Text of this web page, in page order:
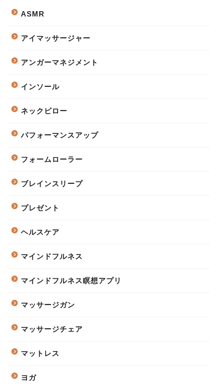
ASMR
アイマッサージャー
アンガーマネジメント
インソール
ネックピロー
パフォーマンスアップ
フォームローラー
ブレインスリープ
プレゼント
ヘルスケア
マインドフルネス
マインドフルネス瞑想アプリ
マッサージガン
マッサージチェア
マットレス
ヨガ